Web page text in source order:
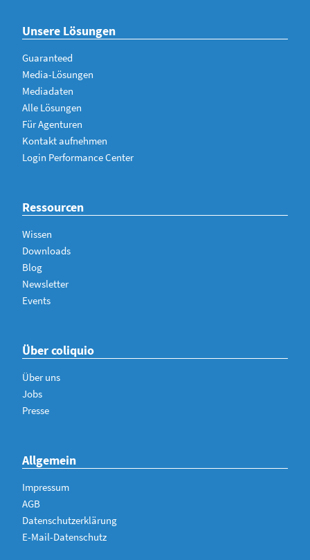
Unsere Lösungen
Guaranteed
Media-Lösungen
Mediadaten
Alle Lösungen
Für Agenturen
Kontakt aufnehmen
Login Performance Center
Ressourcen
Wissen
Downloads
Blog
Newsletter
Events
Über coliquio
Über uns
Jobs
Presse
Allgemein
Impressum
AGB
Datenschutzerklärung
E-Mail-Datenschutz